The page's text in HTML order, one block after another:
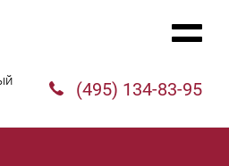
(495) 134-83-95